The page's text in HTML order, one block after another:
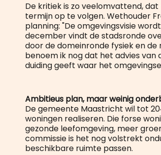
De kritiek is zo veelomvattend,
termijn op te volgen. Wethouder
planning: "De omgevingsvisie
december vindt de stadsronde
door de domeinronde fysiek en de
benoem ik nog dat het advies van
duiding geeft waar het
Ambitieus plan, maar weinig
De gemeente Maastricht wil tot
woningen realiseren. Die forse
gezonde leefomgeving, meer
commissie is het nog volstrekt
beschikbare ruimte passen.